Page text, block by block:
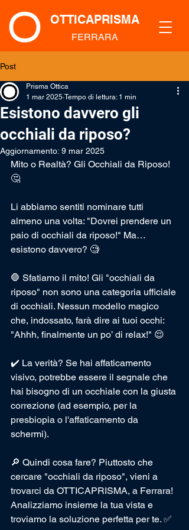
OTTICAPRISMA
FERRARA
Post
Esistono davvero gli
occhiali da riposo?
Prisma Ottica
1 mar 2025 Tempo di lettura: 1 min
Aggiornamento: 9 mar 2025
Mito o Realtà? Gli Occhiali da Riposo!
🤔
Li abbiamo sentiti nominare tutti
almeno una volta: "Dovrei prendere un
paio di occhiali da riposo!" Ma…
esistono davvero? 🧐
🛑 Sfatiamo il mito! Gli "occhiali da
riposo" non sono una categoria ufficiale
di occhiali. Nessun modello magico
che, indossato, farà dire ai tuoi occhi:
"Ahhh, finalmente un po’ di relax!" 😌
✔️ La verità? Se hai affaticamento
visivo, potrebbe essere il segnale che
hai bisogno di un occhiale con la giusta
correzione (ad esempio, per la
presbiopia o l'affaticamento da
schermi).
🔎 Quindi cosa fare? Piuttosto che
cercare "occhiali da riposo", vieni a
trovarci da OTTICAPRISMA, a Ferrara!
Analizziamo insieme la tua vista e
troviamo la soluzione perfetta per te. ✅